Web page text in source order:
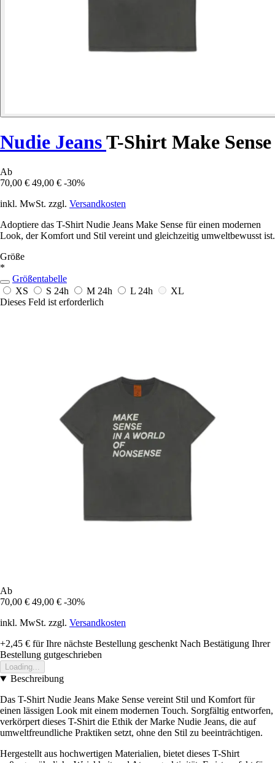
Nudie JeansT-Shirt Make Sense
Ab
70,00 € 49,00 € -30%
inkl. MwSt. zzgl. Versandkosten
Adoptiere das T-Shirt Nudie Jeans Make Sense für einen modernen
Look, der Komfort und Stil vereint und gleichzeitig umweltbewusst ist.
Größe
*
Größentabelle
XS
S 24h M 24h L 24h
XL
Dieses Feld ist erforderlich
Ab
70,00 € 49,00 € -30%
inkl. MwSt. zzgl. Versandkosten
+2,45 € für Ihre nächste Bestellung geschenkt Nach Bestätigung Ihrer
Bestellung gutgeschrieben
Loading...
Beschreibung
Das T-Shirt Nudie Jeans Make Sense vereint Stil und Komfort für
einen lässigen Look mit einem modernen Touch. Sorgfältig entworfen,
verkörpert dieses T-Shirt die Ethik der Marke Nudie Jeans, die auf
umweltfreundliche Praktiken setzt, ohne den Stil zu beeinträchtigen.
Hergestellt aus hochwertigen Materialien, bietet dieses T-Shirt